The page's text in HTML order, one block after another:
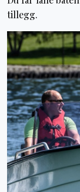
tillegg.